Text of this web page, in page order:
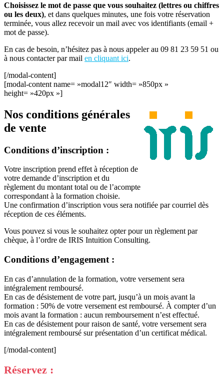
Choisissez le mot de passe que vous souhaitez (lettres ou chiffres
ou les deux), et dans quelques minutes, une fois votre réservation
terminée, vous allez recevoir un mail avec vos identifiants (email +
mot de passe).
En cas de besoin, n’hésitez pas à nous appeler au 09 81 23 59 51 ou
à nous contacter par mail en cliquant ici.
[/modal-content]
[modal-content name= »modal12″ width= »850px »
height= »420px »]
Nos conditions générales
de vente
Conditions d’inscription :
Votre inscription prend effet à réception de
votre demande d’inscription et du
règlement du montant total ou de l’acompte
correspondant à la formation choisie.
Une confirmation d’inscription vous sera notifiée par courriel dès
réception de ces éléments.
Vous pouvez si vous le souhaitez opter pour un règlement par
chèque, à l’ordre de IRIS Intuition Consulting.
Conditions d’engagement :
En cas d’annulation de la formation, votre versement sera
intégralement remboursé.
En cas de désistement de votre part, jusqu’à un mois avant la
formation : 50% de votre versement est remboursé. À compter d’un
mois avant la formation : aucun remboursement n’est effectué.
En cas de désistement pour raison de santé, votre versement sera
intégralement remboursé sur présentation d’un certificat médical.
[/modal-content]
Réservez :